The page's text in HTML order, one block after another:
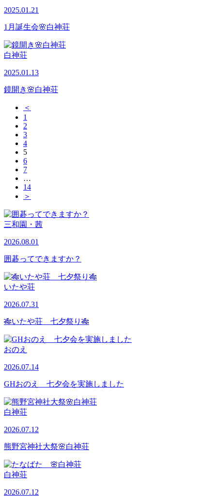
2025.01.21
1月誕生会🌸白神荘
白神荘
2025.01.13
鏡開き🌸白神荘
＜
1
2
3
4
5
6
7
…
14
＞
三和園・茜
2026.08.01
囲碁ってできますか？
いたや荘
2026.07.31
🎋いたや荘 七夕祭り🎋
おのえ
2026.07.14
GHおのえ 七夕会を実施しました
白神荘
2026.07.12
熊野宮神社大祭🌸白神荘
白神荘
2026.07.12